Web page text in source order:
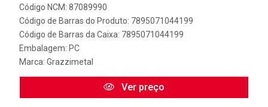
Código NCM: 87089990
Código de Barras do Produto: 7895071044199
Código de Barras da Caixa: 7895071044199
Embalagem: PC
Marca: Grazzimetal
Ver preço